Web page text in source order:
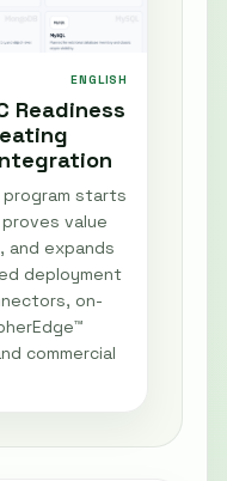
ENGLISH
Readiness
starts
value
and expands
deployment
on-
commercial